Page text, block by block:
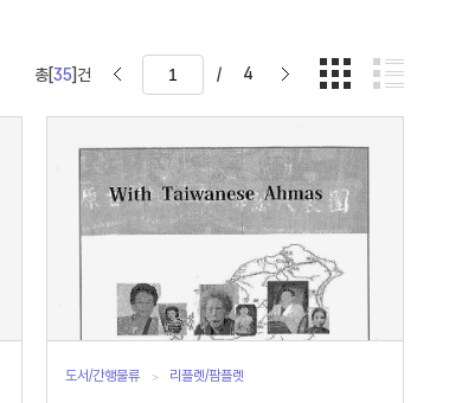
총[35]건 / 4
도서/간행물류 리플렛/팜플렛